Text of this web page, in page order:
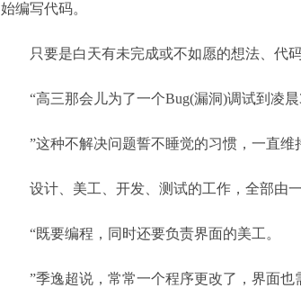
始编写代码。
只要是白天有未完成或不如愿的想法、代
“高三那会儿为了一个Bug(漏洞)调试到凌
”这种不解决问题誓不睡觉的习惯，一直维
设计、美工、开发、测试的工作，全部由
“既要编程，同时还要负责界面的美工。
”季逸超说，常常一个程序更改了，界面也